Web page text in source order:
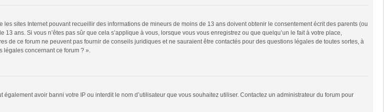
sites Internet pouvant recueillir des informations de mineurs de moins de 13 ans doivent obtenir le consentement écrit des parents (ou
ans. Si vous n’êtes pas sûr que cela s’applique à vous, lorsque vous vous enregistrez ou que quelqu’un le fait à votre place,
de ce forum ne peuvent pas fournir de conseils juridiques et ne sauraient être contactés pour des questions légales de toutes sortes, à
légales concernant ce forum ? ».
avoir banni votre IP ou interdit le nom d’utilisateur que vous souhaitez utiliser. Contactez un administrateur du forum pour